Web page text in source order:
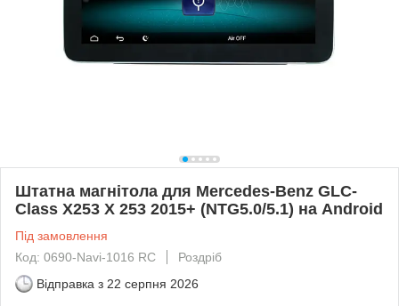
Штатна магнітола для Mercedes-Benz GLC-
Class X253 X 253 2015+ (NTG5.0/5.1) на Android
Під замовлення
Код: 0690-Navi-1016 RC
Роздріб
Відправка з 22 серпня 2026